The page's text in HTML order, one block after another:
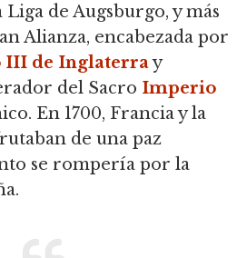
de Augsburgo, y más
Alianza, encabezada por
de Inglaterray
del Sacro Imperio
En 1700, Francia y la
de una paz
se rompería por la